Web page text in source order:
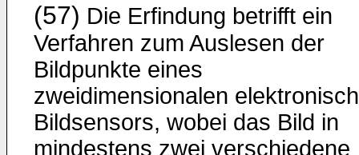
(57) Die Erfindung betrifft ein
Verfahren zum Auslesen der
Bildpunkte eines
zweidimensionalen
Bildsensors, wobei das Bild in
mindestens zwei verschiedene